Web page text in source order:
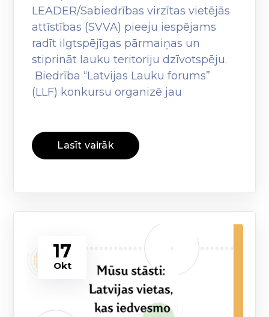
LEADER/Sabiedrības virzītas vietējās
attīstības (SVVA) pieeju iespējams
radīt ilgtspējīgas pārmaiņas un
stiprināt lauku teritoriju dzīvotspēju.
Biedrība “Latvijas Lauku forums”
(LLF) konkursu organizē jau
Lasīt vairāk
17
Okt